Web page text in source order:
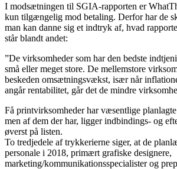
I modsætningen til SGIA-rapporten er
kun tilgængelig mod betaling. Derfor har de
man kan danne sig et indtryk af, hvad
står blandt andet:
”De virksomheder som har den bedste
små eller meget store. De mellemstore
beskeden omsætningsvækst, især når
angår rentabilitet, går det de mindre
Få printvirksomheder har væsentlige
men af dem der har, ligger indbindings- og
øverst på listen.
To tredjedele af trykkerierne siger, at de
personale i 2018, primært grafiske designere,
marketing/kommunikationsspecialister og